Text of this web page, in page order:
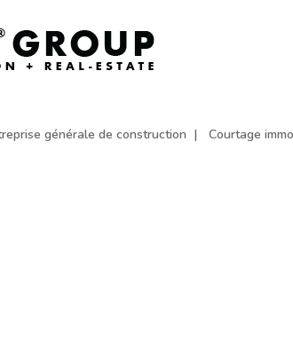
générale de construction Courtage